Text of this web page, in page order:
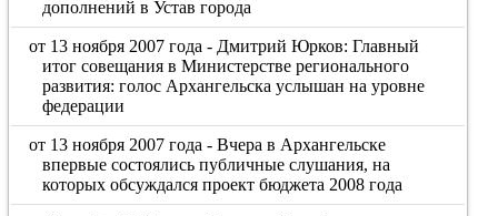
дополнений в Устав города
от 13 ноября 2007 года - Дмитрий Юрков: Главный
итог совещания в Министерстве регионального
развития: голос Архангельска услышан на уровне
федерации
от 13 ноября 2007 года - Вчера в Архангельске
впервые состоялись публичные слушания, на
которых обсуждался проект бюджета 2008 года